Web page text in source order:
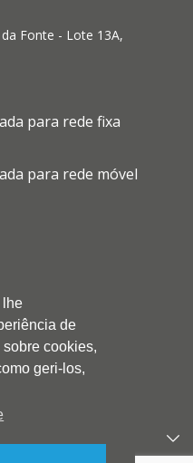
lhe
de
cookies,
geri-los,
Fonte - Lote 13A,
para rede fixa
para rede móvel